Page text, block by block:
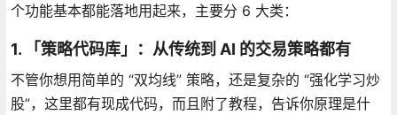
个功能基本都能落地用起来，主要分 6 大类：
1. 「策略代码库」：从传统到 AI 的交易策略都有
不管你想用简单的 “双均线” 策略，还是复杂的 “强化学习炒
股”，这里都有现成代码，而且附了教程，告诉你原理是什